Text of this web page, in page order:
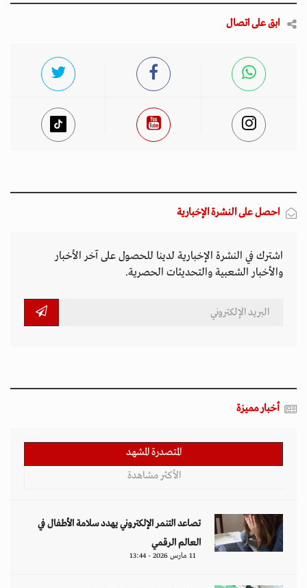
ابق على اتصال
احصل على النشرة الإخبارية
اشترك في النشرة الإخبارية لدينا للحصول على آخر الأخبار
والأخبار الشعبية والتحديثات الحصرية.
أخبار مميزة
المتصدرة المشهد
الأكثر مشاهدة
تصاعد التنمر الإلكتروني يهدد سلامة الأطفال في
العالم الرقمي
11 مارس 2026 - 13:44